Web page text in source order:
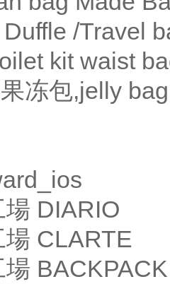
Duffle /Travel
kit waist
果冻包,jelly bag
場 DIARIO
場 CLARTE
場 BACKPACK